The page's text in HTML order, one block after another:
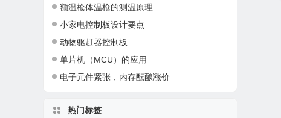
额温枪体温枪的测温原理
小家电控制板设计要点
动物驱赶器控制板
单片机（MCU）的应用
电子元件紧张，内存酝酿涨价
热门标签